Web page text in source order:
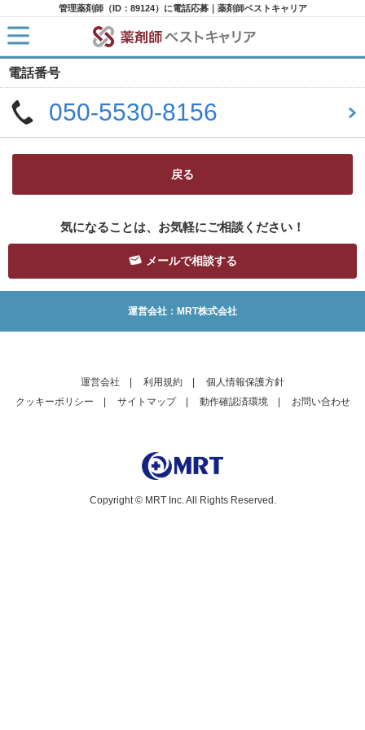
管理薬剤師（ID：89124）に電話応募｜薬剤師ベストキャリア
電話番号
050-5530-8156
戻る
気になることは、お気軽にご相談ください！
メールで相談する
運営会社：MRT株式会社
運営会社 利用規約
個人情報保護方針
クッキーポリシー
サイトマップ| 動作確認済環境| お問い合わせ
Copyright © MRT Inc. All Rights Reserved.
HOME
求人検索
新着求人
求人ランキング
キャリアアドバイザー紹介
コラム